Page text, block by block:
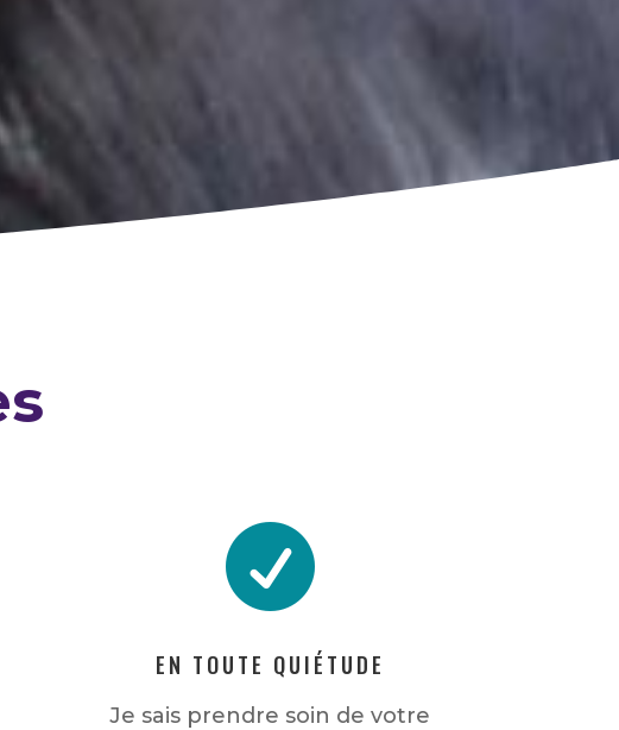

EN TOUTE QUIÉTUDE
Je sais prendre soin de votre